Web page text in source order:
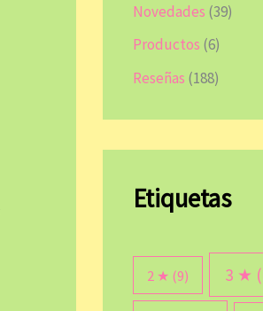
Novedades (39)
Productos (6)
Reseñas (188)
Etiquetas
2 ★ (9) 3 ★